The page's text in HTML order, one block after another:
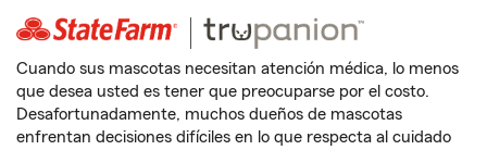
Cuando sus mascotas necesitan atención médica, lo menos
que desea usted es tener que preocuparse por el costo.
Desafortunadamente, muchos dueños de mascotas
enfrentan decisiones difíciles en lo que respecta al cuidado